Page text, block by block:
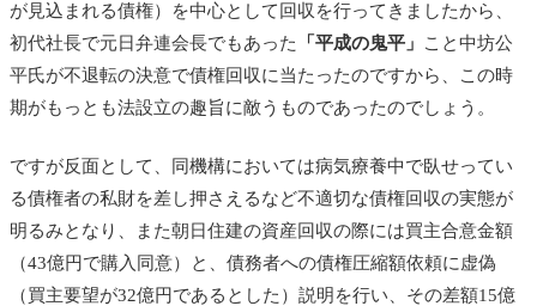
が見込まれる債権）を中心として回収を行ってきましたから、
初代社長で元日弁連会長でもあった
「平成の鬼平」
こと中坊公
平氏が不退転の決意で債権回収に当たったのですから、この時
期がもっとも法設立の趣旨に敵うものであったのでしょう。
ですが反面として、同機構においては病気療養中で臥せってい
る債権者の私財を差し押さえるなど不適切な債権回収の実態が
明るみとなり、また朝日住建の資産回収の際には買主合意金額
（43億円で購入同意）と、債務者への債権圧縮額依頼に虚偽
（買主要望が32億円であるとした）説明を行い、その差額15億